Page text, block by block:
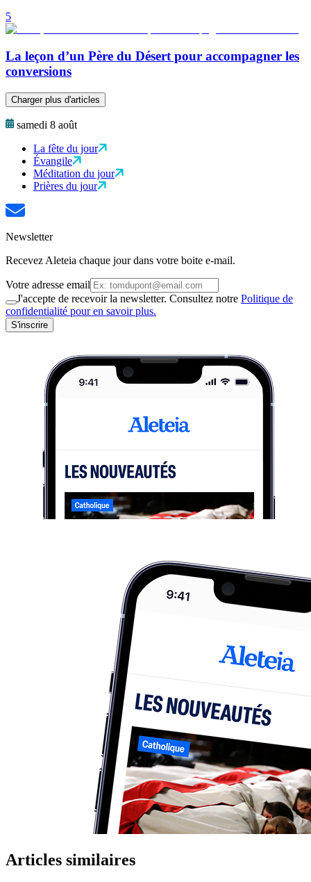
5
La leçon d’un Père du Désert pour accompagner les
conversions
Charger plus d'articles
samedi 8 août
La fête du jour
Évangile
Méditation du jour
Prières du jour
Newsletter
Recevez Aleteia chaque jour dans votre boite e-mail.
Votre adresse email
J'accepte de recevoir la newsletter. Consultez notre Politique de
confidentialité pour en savoir plus.
S'inscrire
Articles similaires